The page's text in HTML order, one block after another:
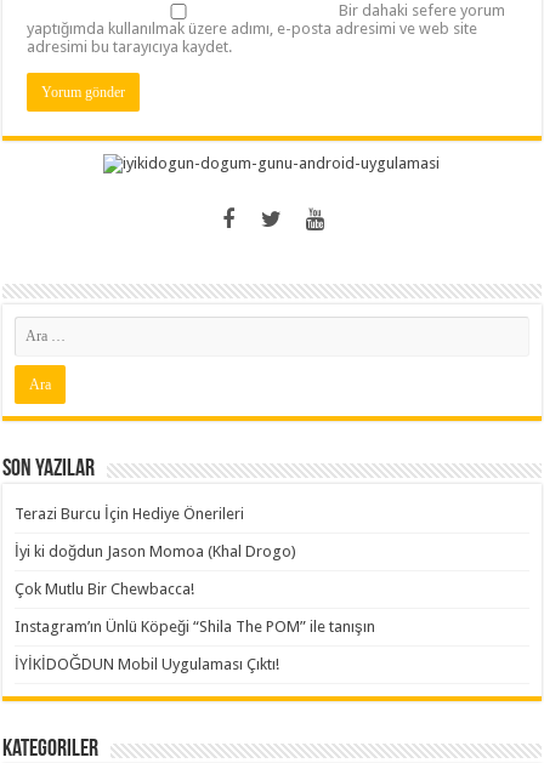
Bir dahaki sefere yorum
yaptığımda kullanılmak üzere adımı, e-posta adresimi ve web site
adresimi bu tarayıcıya kaydet.
Son Yazılar
Terazi Burcu İçin Hediye Önerileri
İyi ki doğdun Jason Momoa (Khal Drogo)
Çok Mutlu Bir Chewbacca!
Instagram’ın Ünlü Köpeği “Shila The POM” ile tanışın
İYİKİDOĞDUN Mobil Uygulaması Çıktı!
Kategoriler